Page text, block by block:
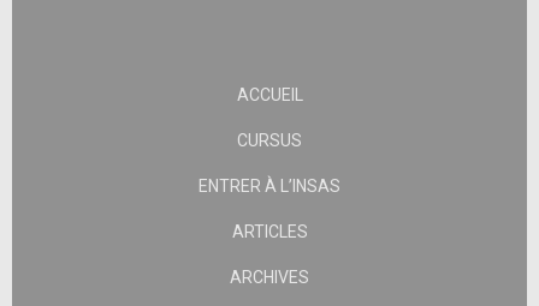
ACCUEIL
CURSUS
ENTRER À L’INSAS
ARTICLES
ARCHIVES